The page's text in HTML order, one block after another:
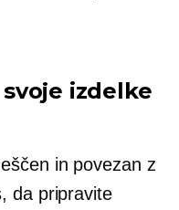
izdelke
in povezan z
da pripravite